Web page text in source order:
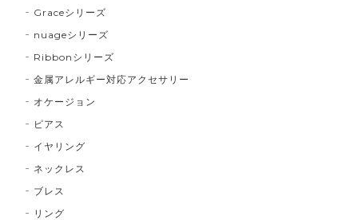
Graceシリーズ
nuageシリーズ
Ribbonシリーズ
金属アレルギー対応アクセサリー
オケージョン
ピアス
イヤリング
ネックレス
ブレス
リング